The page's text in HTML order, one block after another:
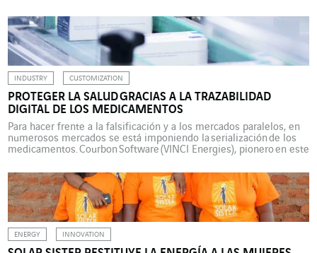
invierno, pero no del metro, sino de las viviendas y […]
INDUSTRY CUSTOMIZATION
PROTEGER LA SALUD GRACIAS A LA TRAZABILIDAD
DIGITAL DE LOS MEDICAMENTOS
Para hacer frente a la falsificación y a los mercados paralelos, en
numerosos mercados se está imponiendo la serialización de los
medicamentos. Courbon Software (VINCI Energies), pionero en este
Desde febrero de 2019, la directiva europea sobre medicamentos
falsificados (FMD) impone a los laboratorios y a las farmacias la
obligación de garantizar la serialización de los medicamentos. […]
ENERGY INNOVATION